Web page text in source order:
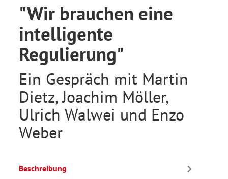
"Wir brauchen eine
intelligente
Regulierung"
Ein Gespräch mit Martin
Dietz, Joachim Möller,
Ulrich Walwei und Enzo
Weber
Beschreibung